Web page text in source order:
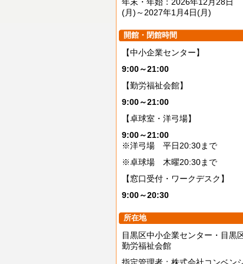
(月)～2027年1月4日(月)
開館・閉館時間
【中小企業センター】
9:00～21:00
【勤労福祉会館】
9:00～21:00
【卓球室・洋弓場】
9:00～21:00
※洋弓場 平日20:30まで
※卓球場 木曜20:30まで
【窓口受付・ワークデスク】
9:00～20:30
所在地
目黒区中小企業センター・目黒
勤労福祉会館